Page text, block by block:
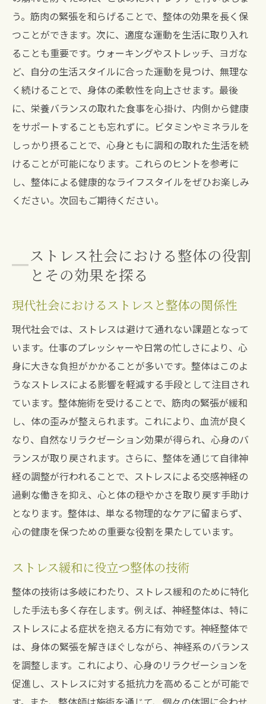
う。筋肉の緊張を和らげることで、整体の効果を長く保
つことができます。次に、適度な運動を生活に取り入れ
ることも重要です。ウォーキングやストレッチ、ヨガな
ど、自分の生活スタイルに合った運動を見つけ、無理な
く続けることで、身体の柔軟性を向上させます。最後
に、栄養バランスの取れた食事を心掛け、内側から健康
をサポートすることも忘れずに。ビタミンやミネラルを
しっかり摂ることで、心身ともに調和の取れた生活を続
けることが可能になります。これらのヒントを参考に
し、整体による健康的なライフスタイルをぜひお楽しみ
ください。次回もご期待ください。
ストレス社会における整体の役割
とその効果を探る
現代社会におけるストレスと整体の関係性
現代社会では、ストレスは避けて通れない課題となって
います。仕事のプレッシャーや日常の忙しさにより、心
身に大きな負担がかかることが多いです。整体はこのよ
うなストレスによる影響を軽減する手段として注目され
ています。整体施術を受けることで、筋肉の緊張が緩和
し、体の歪みが整えられます。これにより、血流が良く
なり、自然なリラクゼーション効果が得られ、心身のバ
ランスが取り戻されます。さらに、整体を通じて自律神
経の調整が行われることで、ストレスによる交感神経の
過剰な働きを抑え、心と体の穏やかさを取り戻す手助け
となります。整体は、単なる物理的なケアに留まらず、
心の健康を保つための重要な役割を果たしています。
ストレス緩和に役立つ整体の技術
整体の技術は多岐にわたり、ストレス緩和のために特化
した手法も多く存在します。例えば、神経整体は、特に
ストレスによる症状を抱える方に有効です。神経整体で
は、身体の緊張を解きほぐしながら、神経系のバランス
を調整します。これにより、心身のリラクゼーションを
促進し、ストレスに対する抵抗力を高めることが可能で